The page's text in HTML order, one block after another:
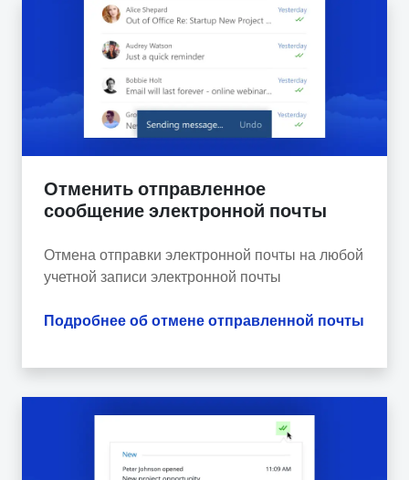
Отменить отправленное
сообщение электронной почты
Отмена отправки электронной почты на любой
учетной записи электронной почты
Подробнее об отмене отправленной почты